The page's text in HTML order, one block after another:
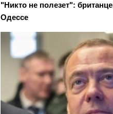
"Никто не полезет":
Одессе